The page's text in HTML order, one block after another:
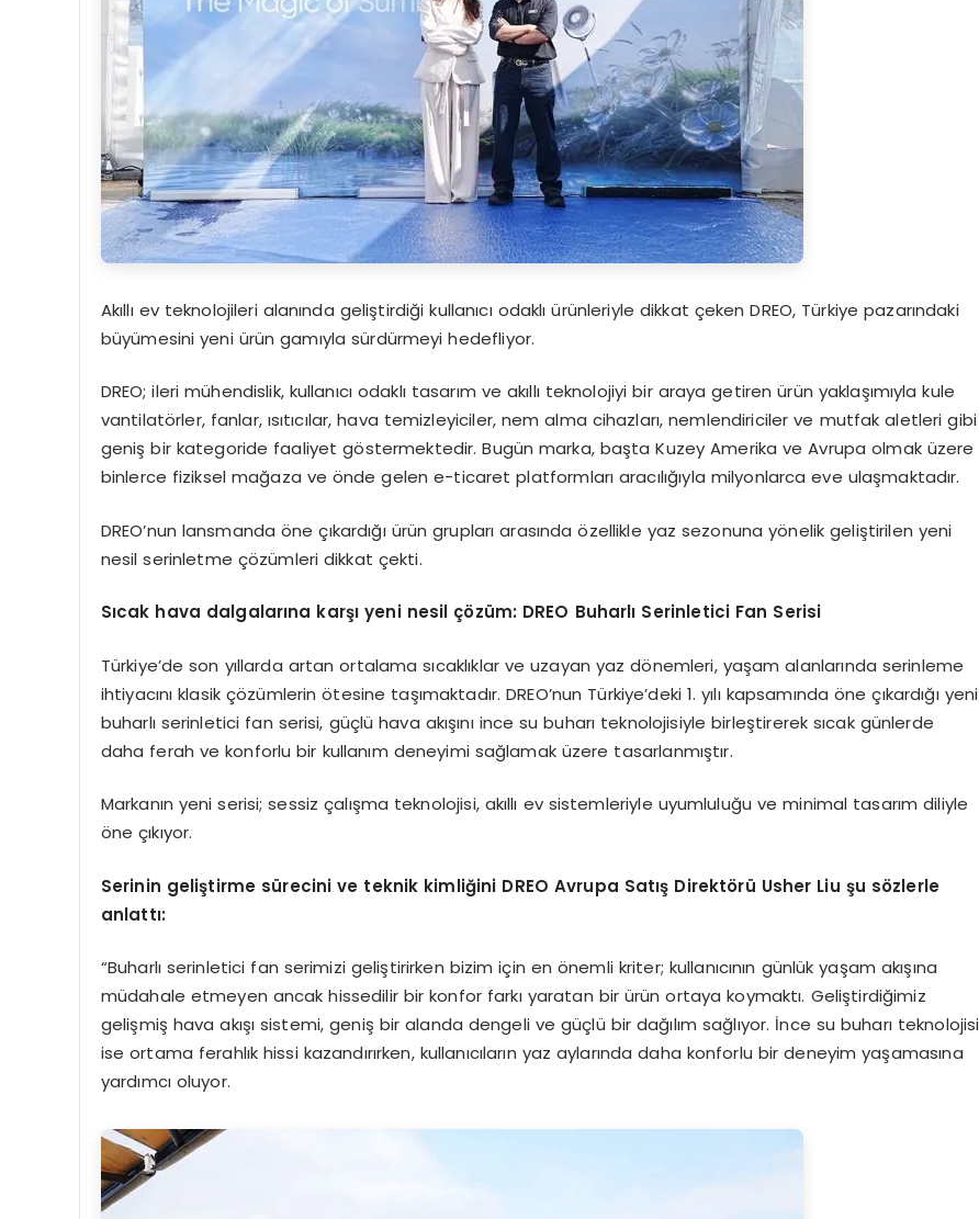
Akıllı ev teknolojileri alanında geliştirdiği kullanıcı odaklı ürünleriyle dikkat çeken DREO, Türkiye pazarındaki
büyümesini yeni ürün gamıyla sürdürmeyi hedefliyor.
DREO; ileri mühendislik, kullanıcı odaklı tasarım ve akıllı teknolojiyi bir araya getiren ürün yaklaşımıyla kule
vantilatörler, fanlar, ısıtıcılar, hava temizleyiciler, nem alma cihazları, nemlendiriciler ve mutfak aletleri gibi
geniş bir kategoride faaliyet göstermektedir. Bugün marka, başta Kuzey Amerika ve Avrupa olmak üzere
binlerce fiziksel mağaza ve önde gelen e-ticaret platformları aracılığıyla milyonlarca eve ulaşmaktadır.
DREO’nun lansmanda öne çıkardığı ürün grupları arasında özellikle yaz sezonuna yönelik geliştirilen yeni
nesil serinletme çözümleri dikkat çekti.
Sıcak hava dalgalarına karşı yeni nesil çözüm: DREO Buharlı Serinletici Fan Serisi
Türkiye’de son yıllarda artan ortalama sıcaklıklar ve uzayan yaz dönemleri, yaşam alanlarında serinleme
ihtiyacını klasik çözümlerin ötesine taşımaktadır. DREO’nun Türkiye’deki 1. yılı kapsamında öne çıkardığı yeni
buharlı serinletici fan serisi, güçlü hava akışını ince su buharı teknolojisiyle birleştirerek sıcak günlerde
daha ferah ve konforlu bir kullanım deneyimi sağlamak üzere tasarlanmıştır.
Markanın yeni serisi; sessiz çalışma teknolojisi, akıllı ev sistemleriyle uyumluluğu ve minimal tasarım diliyle
öne çıkıyor.
Serinin geliştirme sürecini ve teknik kimliğini DREO Avrupa Satış Direktörü Usher Liu şu sözlerle
anlattı:
“Buharlı serinletici fan serimizi geliştirirken bizim için en önemli kriter; kullanıcının günlük yaşam akışına
müdahale etmeyen ancak hissedilir bir konfor farkı yaratan bir ürün ortaya koymaktı. Geliştirdiğimiz
gelişmiş hava akışı sistemi, geniş bir alanda dengeli ve güçlü bir dağılım sağlıyor. İnce su buharı teknolojisi
ise ortama ferahlık hissi kazandırırken, kullanıcıların yaz aylarında daha konforlu bir deneyim yaşamasına
yardımcı oluyor.